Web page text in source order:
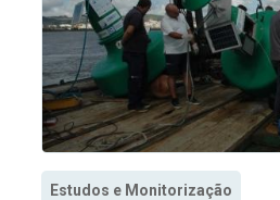
Estudos e Monitorização